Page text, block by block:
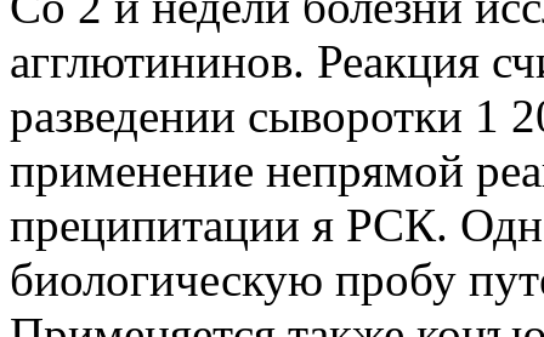
агглютининов. Реакция
разведении сыворотки 1
применение непрямой
преципитации я РСК.
биологическую пробу